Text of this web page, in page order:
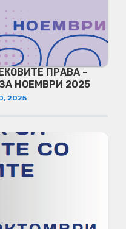
ПРАВА –
НОЕМВРИ 2025
2025